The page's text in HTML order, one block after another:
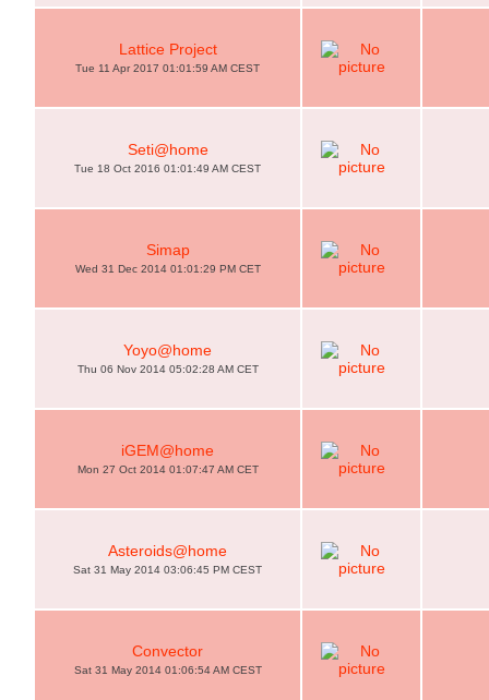
Lattice Project
Tue 11 Apr 2017 01:01:59 AM CEST
Seti@home
Tue 18 Oct 2016 01:01:49 AM CEST
Simap
Wed 31 Dec 2014 01:01:29 PM CET
Yoyo@home
Thu 06 Nov 2014 05:02:28 AM CET
iGEM@home
Mon 27 Oct 2014 01:07:47 AM CET
Asteroids@home
Sat 31 May 2014 03:06:45 PM CEST
Convector
Sat 31 May 2014 01:06:54 AM CEST